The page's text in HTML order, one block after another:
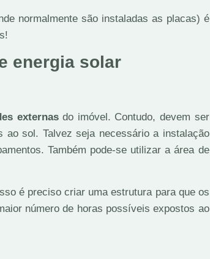
normalmente são instaladas as placas) é
energia solar
externasdo imóvel. Contudo, devem ser
ao sol. Talvez seja necessário a instalação
Também pode-se utilizar a área de
é preciso criar uma estrutura para que os
número de horas possíveis expostos ao